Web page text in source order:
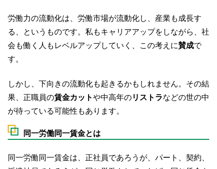
労働力の流動化は、労働市場が流動化し、産業も成長す
る、というものです。私もキャリアアップをしながら、社
会も働く人もレベルアップしていく、この考えに賛成で
す。
しかし、下向きの流動化も起きるかもしれません。その結
果、正職員の賃金カットや中高年のリストラなどの世の中
が待っている可能性もあります。
同一労働同一賃金とは
同一労働同一賃金は、正社員であろうが、パート、契約、